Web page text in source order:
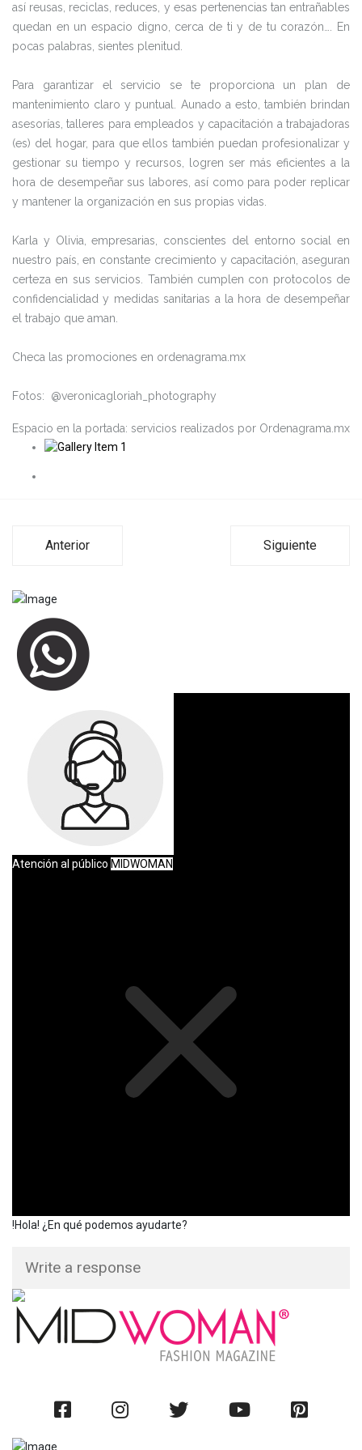
así reusas, reciclas, reduces, y esas pertenencias tan entrañables
quedan en un espacio digno, cerca de ti y de tu corazón…. En
pocas palabras, sientes plenitud.
Para garantizar el servicio se te proporciona un plan de
mantenimiento claro y puntual. Aunado a esto, también brindan
asesorías, talleres para empleados y capacitación a trabajadoras
(es) del hogar, para que ellos también puedan profesionalizar y
gestionar su tiempo y recursos, logren ser más eficientes a la
hora de desempeñar sus labores, así como para poder replicar
y mantener la organización en sus propias vidas.
Karla y Olivia, empresarias, conscientes del entorno social en
nuestro país, en constante crecimiento y capacitación, aseguran
certeza en sus servicios. También cumplen con protocolos de
confidencialidad y medidas sanitarias a la hora de desempeñar
el trabajo que aman.
Checa las promociones en ordenagrama.mx
Fotos: @veronicagloriah_photography
Espacio en la portada: servicios realizados por Ordenagrama.mx
Anterior Siguiente
Atención al público MIDWOMAN
!Hola! ¿En qué podemos ayudarte?